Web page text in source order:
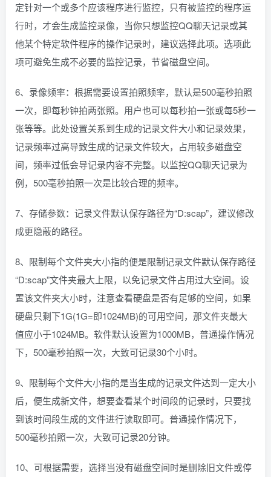
定针对一个或多个应该程序进行监控，只有被监控的程序运
行时，才会生成监控录像，当你只想监控QQ聊天记录或其
他某个特定软件程序的操作记录时，建议选择此项。选项此
项可避免生成不必要的监控记录，节省磁盘空间。
6、录像频率：根据需要设置拍照频率，默认是500毫秒拍照
一次，即每秒钟拍两张照。用户也可以每秒拍一张或每5秒一
张等等。此处设置关系到生成的记录文件大小和记录效果，
记录频率过高导致生成的记录文件较大，占用较多磁盘空
间，频率过低会导记录内容不完整。以监控QQ聊天记录为
例，500毫秒拍照一次是比较合理的频率。
7、存储参数：记录文件默认保存路径为“D:scap”，建议修改
成更隐蔽的路径。
8、限制每个文件夹大小指的便是限制记录文件默认保存路径
“D:scap”文件夹最大上限，以免记录文件占用过大空间。设
置该文件夹大小时，注意查看硬盘是否有足够的空间，如果
硬盘只剩下1G(1G=即1024MB)的可用空间，那文件夹最大
值应小于1024MB。软件默认设置为1000MB，普通操作情况
下，500毫秒拍照一次，大致可记录30个小时。
9、限制每个文件大小指的是当生成的记录文件达到一定大小
后，便生成新文件，想要查看某个时间段的记录时，只要找
到该时间段生成的文件进行读取即可。普通操作情况下，
500毫秒拍照一次，大致可记录20分钟。
10、可根据需要，选择当没有磁盘空间时是删除旧文件或停